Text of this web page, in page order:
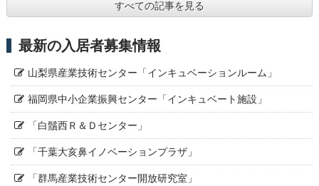
すべての記事を見る
最新の入居者募集情報
山梨県産業技術センター「インキュベーションルーム」
福岡県中小企業振興センター「インキュベート施設」
「白鬚西Ｒ＆Ｄセンター」
「千葉大亥鼻イノベーションプラザ」
「群馬産業技術センター開放研究室」